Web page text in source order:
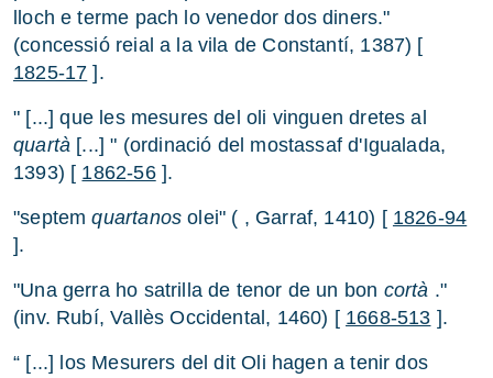
lloch e terme pach lo venedor dos diners."
(concessió reial a la vila de Constantí, 1387) [
1825-17 ].
" [...] que les mesures del oli vinguen dretes al
quartà [...] " (ordinació del mostassaf d'Igualada,
1393) [ 1862-56].
"septemquartanos olei" ( , Garraf, 1410) [ 1826-94
].
"Una gerra ho satrilla de tenor de un bon cortà ."
(inv. Rubí, Vallès Occidental, 1460) [ 1668-513 ].
“ [...] los Mesurers del dit Oli hagen a tenir dos